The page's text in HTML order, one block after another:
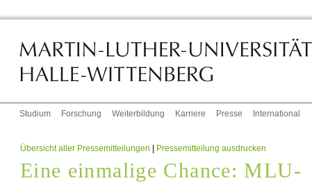
Studium Forschung Weiterbildung Karriere Presse International
Übersicht aller Pressemitteilungen | Pressemitteilung ausdrucken
Eine einmalige Chance: MLU-